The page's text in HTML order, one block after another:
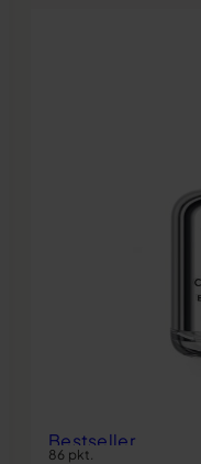
Bestseller
86 pkt.